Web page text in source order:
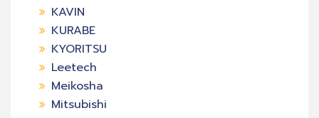
KAVIN
KURABE
KYORITSU
Leetech
Meikosha
Mitsubishi